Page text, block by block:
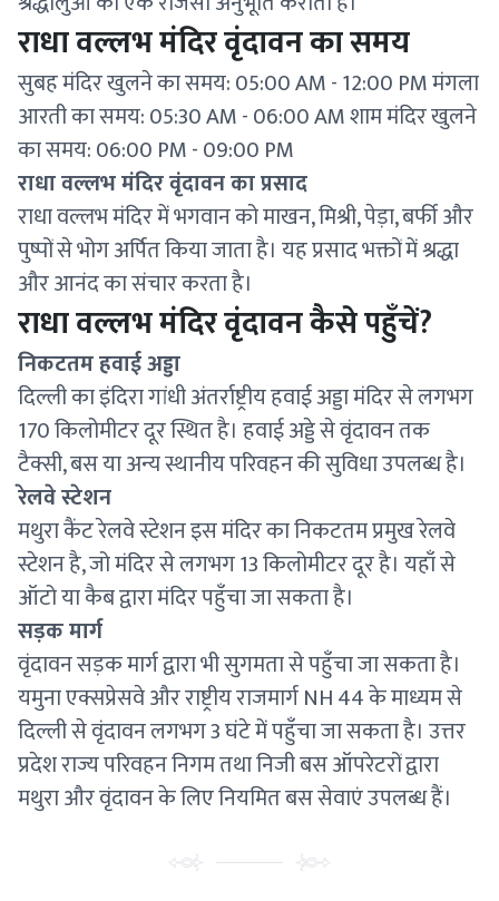
राधा वल्लभ मंदिर वृंदावन का समय
सुबह मंदिर खुलने का समय: 05:00 AM - 12:00 PM मंगला
आरती का समय: 05:30 AM - 06:00 AM शाम मंदिर खुलने
का समय: 06:00 PM - 09:00 PM
राधा वल्लभ मंदिर वृंदावन का प्रसाद
राधा वल्लभ मंदिर में भगवान को माखन, मिश्री, पेड़ा, बर्फी और
पुष्पों से भोग अर्पित किया जाता है। यह प्रसाद भक्तों में श्रद्धा
और आनंद का संचार करता है।
राधा वल्लभ मंदिर वृंदावन कैसे पहुँचें?
निकटतम हवाई अड्डा
दिल्ली का इंदिरा गांधी अंतर्राष्ट्रीय हवाई अड्डा मंदिर से लगभग
170 किलोमीटर दूर स्थित है। हवाई अड्डे से वृंदावन तक
टैक्सी, बस या अन्य स्थानीय परिवहन की सुविधा उपलब्ध है।
रेलवे स्टेशन
मथुरा कैंट रेलवे स्टेशन इस मंदिर का निकटतम प्रमुख रेलवे
स्टेशन है, जो मंदिर से लगभग 13 किलोमीटर दूर है। यहाँ से
ऑटो या कैब द्वारा मंदिर पहुँचा जा सकता है।
सड़क मार्ग
वृंदावन सड़क मार्ग द्वारा भी सुगमता से पहुँचा जा सकता है।
यमुना एक्सप्रेसवे और राष्ट्रीय राजमार्ग NH 44 के माध्यम से
दिल्ली से वृंदावन लगभग 3 घंटे में पहुँचा जा सकता है। उत्तर
प्रदेश राज्य परिवहन निगम तथा निजी बस ऑपरेटरों द्वारा
मथुरा और वृंदावन के लिए नियमित बस सेवाएं उपलब्ध हैं।